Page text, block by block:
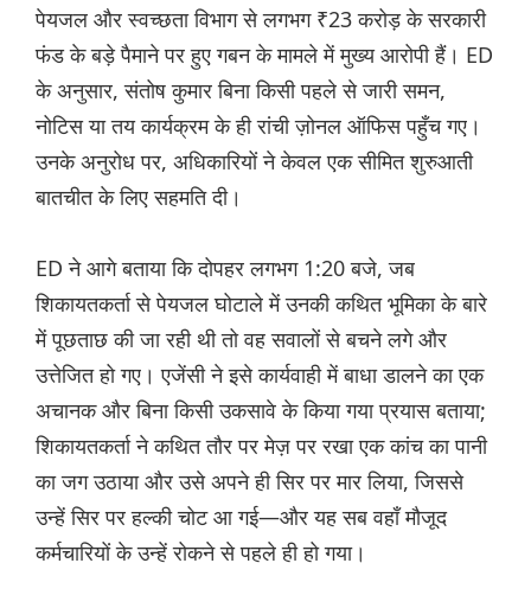
पेयजल और स्वच्छता विभाग से लगभग ₹23 करोड़ के सरकारी
फंड के बड़े पैमाने पर हुए गबन के मामले में मुख्य आरोपी हैं। ED
के अनुसार, संतोष कुमार बिना किसी पहले से जारी समन,
नोटिस या तय कार्यक्रम के ही रांची ज़ोनल ऑफिस पहुँच गए।
उनके अनुरोध पर, अधिकारियों ने केवल एक सीमित शुरुआती
बातचीत के लिए सहमति दी।
ED ने आगे बताया कि दोपहर लगभग 1:20 बजे, जब
शिकायतकर्ता से पेयजल घोटाले में उनकी कथित भूमिका के बारे
में पूछताछ की जा रही थी तो वह सवालों से बचने लगे और
उत्तेजित हो गए। एजेंसी ने इसे कार्यवाही में बाधा डालने का एक
अचानक और बिना किसी उकसावे के किया गया प्रयास बताया;
शिकायतकर्ता ने कथित तौर पर मेज़ पर रखा एक कांच का पानी
का जग उठाया और उसे अपने ही सिर पर मार लिया, जिससे
उन्हें सिर पर हल्की चोट आ गई—और यह सब वहाँ मौजूद
कर्मचारियों के उन्हें रोकने से पहले ही हो गया।